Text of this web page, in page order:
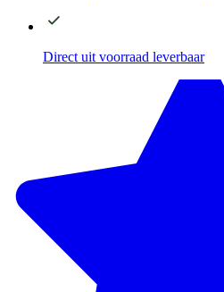
Direct uit voorraad leverbaar